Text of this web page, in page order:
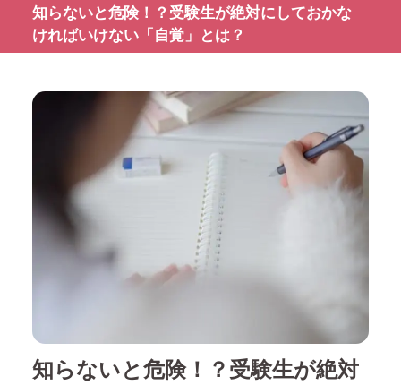
知らないと危険！？受験生が絶対にしておかな
ければいけない「自覚」とは？
知らないと危険！？受験生が絶対